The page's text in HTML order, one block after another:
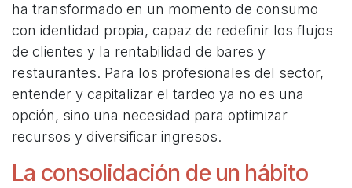
ha transformado en un momento de consumo
con identidad propia, capaz de redefinir los flujos
de clientes y la rentabilidad de bares y
restaurantes. Para los profesionales del sector,
entender y capitalizar el tardeo ya no es una
opción, sino una necesidad para optimizar
recursos y diversificar ingresos.
La consolidación de un hábito